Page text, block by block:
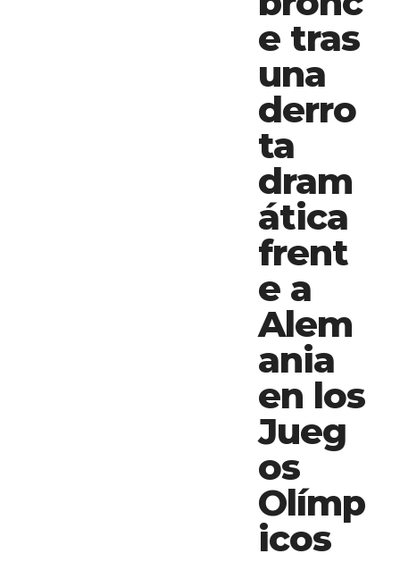
e tras
una
derro
ta
dram
ática
frent
e a
Alem
ania
en los
Jueg
os
Olímp
icos